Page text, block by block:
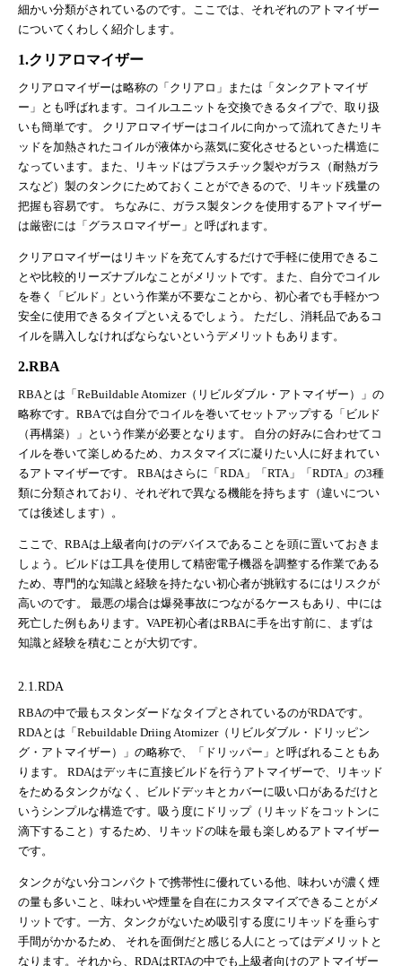
細かい分類がされているのです。ここでは、それぞれのアトマイザー
についてくわしく紹介します。
1.クリアロマイザー
クリアロマイザーは略称の「クリアロ」または「タンクアトマイザ
ー」とも呼ばれます。コイルユニットを交換できるタイプで、取り扱
いも簡単です。 クリアロマイザーはコイルに向かって流れてきたリキ
ッドを加熱されたコイルが液体から蒸気に変化させるといった構造に
なっています。また、リキッドはプラスチック製やガラス（耐熱ガラ
スなど）製のタンクにためておくことができるので、リキッド残量の
把握も容易です。 ちなみに、ガラス製タンクを使用するアトマイザー
は厳密には「グラスロマイザー」と呼ばれます。
クリアロマイザーはリキッドを充てんするだけで手軽に使用できるこ
とや比較的リーズナブルなことがメリットです。また、自分でコイル
を巻く「ビルド」という作業が不要なことから、初心者でも手軽かつ
安全に使用できるタイプといえるでしょう。 ただし、消耗品であるコ
イルを購入しなければならないというデメリットもあります。
2.RBA
RBAとは「ReBuildable Atomizer（リビルダブル・アトマイザー）」の
略称です。RBAでは自分でコイルを巻いてセットアップする「ビルド
（再構築）」という作業が必要となります。 自分の好みに合わせてコ
イルを巻いて楽しめるため、カスタマイズに凝りたい人に好まれてい
るアトマイザーです。 RBAはさらに「RDA」「RTA」「RDTA」の3種
類に分類されており、それぞれで異なる機能を持ちます（違いについ
ては後述します）。
ここで、RBAは上級者向けのデバイスであることを頭に置いておきま
しょう。ビルドは工具を使用して精密電子機器を調整する作業である
ため、専門的な知識と経験を持たない初心者が挑戦するにはリスクが
高いのです。 最悪の場合は爆発事故につながるケースもあり、中には
死亡した例もあります。VAPE初心者はRBAに手を出す前に、まずは
知識と経験を積むことが大切です。
2.1.RDA
RBAの中で最もスタンダードなタイプとされているのがRDAです。
RDAとは「Rebuildable Driing Atomizer（リビルダブル・ドリッピン
グ・アトマイザー）」の略称で、「ドリッパー」と呼ばれることもあ
ります。 RDAはデッキに直接ビルドを行うアトマイザーで、リキッド
をためるタンクがなく、ビルドデッキとカバーに吸い口があるだけと
いうシンプルな構造です。吸う度にドリップ（リキッドをコットンに
滴下すること）するため、リキッドの味を最も楽しめるアトマイザー
です。
タンクがない分コンパクトで携帯性に優れている他、味わいが濃く煙
の量も多いこと、味わいや煙量を自在にカスタマイズできることがメ
リットです。一方、タンクがないため吸引する度にリキッドを垂らす
手間がかかるため、 それを面倒だと感じる人にとってはデメリットと
なります。それから、RDAはRTAの中でも上級者向けのアトマイザー